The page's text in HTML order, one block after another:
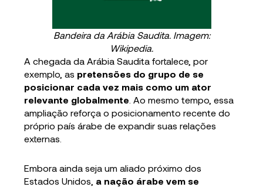
Bandeira da Arábia Saudita. Imagem:
Wikipedia.
A chegada da Arábia Saudita fortalece, por
exemplo, as pretensões do grupo de se
posicionar cada vez mais como um ator
relevante globalmente . Ao mesmo tempo, essa
ampliação reforça o posicionamento recente do
próprio país árabe de expandir suas relações
externas.
Embora ainda seja um aliado próximo dos
Estados Unidos, a nação árabe vem se